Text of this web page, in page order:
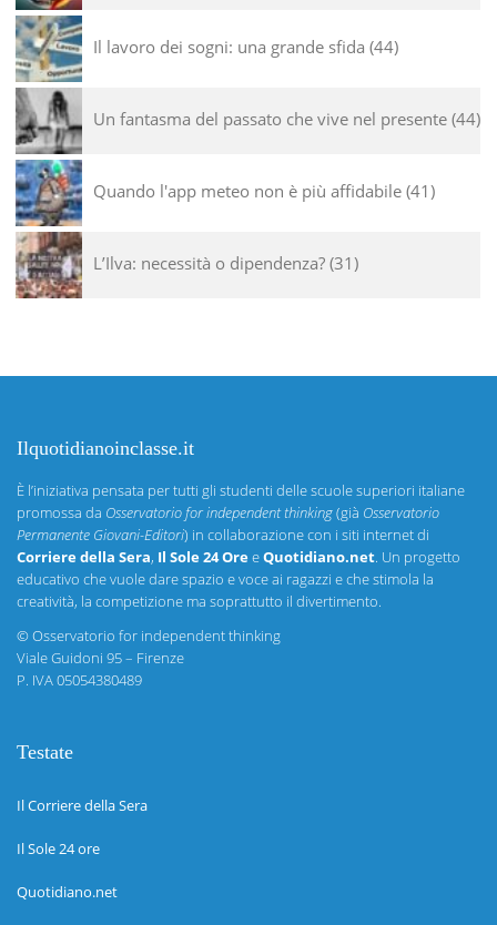
Il lavoro dei sogni: una grande sfida 44
Un fantasma del passato che vive nel presente 44
Quando l'app meteo non è più affidabile 41
L’Ilva: necessità o dipendenza? 31
Ilquotidianoinclasse.it
È l’iniziativa pensata per tutti gli studenti delle scuole superiori italiane
promossa da Osservatorio for independent thinking(già Osservatorio
Permanente Giovani-Editori) in collaborazione con i siti internet di
Corriere della Sera, Il Sole 24 OreeQuotidiano.net. Un progetto
educativo che vuole dare spazio e voce ai ragazzi e che stimola la
creatività, la competizione ma soprattutto il divertimento.
©Osservatorio for independent thinking
Viale Guidoni 95 – Firenze
P. IVA 05054380489
Testate
Il Corriere della Sera
Il Sole 24 ore
Quotidiano.net